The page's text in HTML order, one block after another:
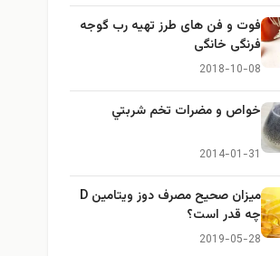
فوت و فن های طرز تهیه رب گوجه
فرنگی خانگی
2018-10-08
خواص و مضرات تخم شربتي
2014-01-31
میزان صحیح مصرف دوز ویتامین D
چه قدر است؟
2019-05-28